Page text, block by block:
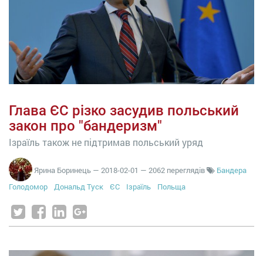
Глава ЄС різко засудив польський
закон про "бандеризм"
Ізраїль також не підтримав польський уряд
Ярина Боринець — 2018-02-01 — 2062 переглядів
Бандера
Голодомор
Дональд Туск ЄС Ізраїль Польща